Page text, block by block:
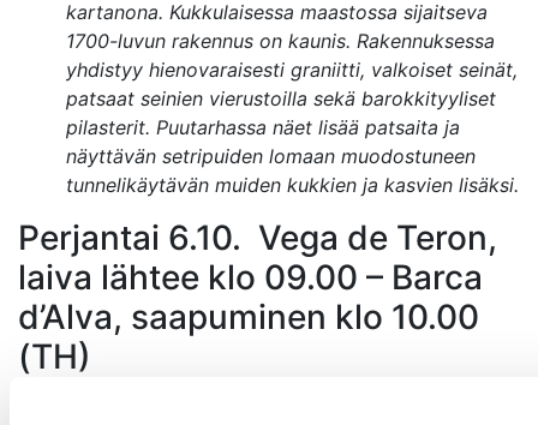
kartanona. Kukkulaisessa maastossa sijaitseva
1700-luvun rakennus on kaunis. Rakennuksessa
yhdistyy hienovaraisesti graniitti, valkoiset seinät,
patsaat seinien vierustoilla sekä barokkityyliset
pilasterit. Puutarhassa näet lisää patsaita ja
näyttävän setripuiden lomaan muodostuneen
tunnelikäytävän muiden kukkien ja kasvien lisäksi.
Perjantai 6.10. Vega de Teron,
laiva lähtee klo 09.00 – Barca
d’Alva, saapuminen klo 10.00
(TH)